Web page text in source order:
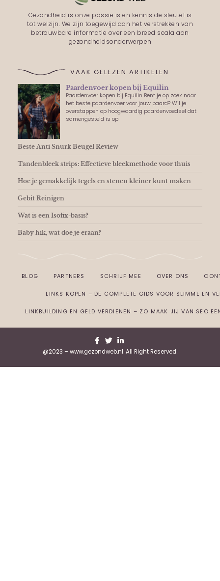
Gezondheid is onze passie is en kennis de sleutel is
tot welzijn. We zijn toegewijd aan het verstrekken van
betrouwbare informatie over een breed scala aan
gezondheidsonderwerpen
VAAK GELEZEN ARTIKELEN
Paardenvoer kopen bij Equilin
Paardenvoer kopen bij Equilin Bent je op zoek naar
het beste paardenvoer voor jouw paard? Wil je
overstappen op hoogwaardig paardenvoedsel dat
samengesteld is op
Beste Anti Snurk Beugel Review
Tandenbleek strips: Effectieve bleekmethode voor thuis
Hoe je gemakkelijk tegels en stenen kleiner kunt maken
Gebit Reinigen
Wat is een Isofix-basis?
Baby hik, wat doe je eraan?
BLOG PARTNERS SCHRIJF MEE OVER ONS
LINKS KOPEN – DE COMPLETE GIDS VOOR SLIMME EN
LINKBUILDING EN GELD VERDIENEN – ZO MAAK JIJ VAN SEO
@2023 – www.gezondweb.nl. All Right Reserved.